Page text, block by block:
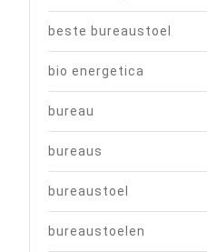
beste bureaustoel
bio energetica
bureau
bureaus
bureaustoel
bureaustoelen